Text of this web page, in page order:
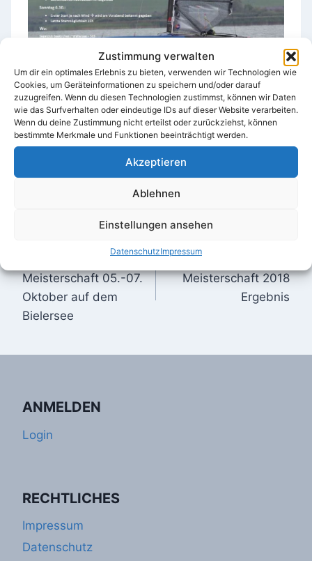
Zustimmung verwalten
Um dir ein optimales Erlebnis zu bieten, verwenden wir Technologien wie
Cookies, um Geräteinformationen zu speichern und/oder darauf
zuzugreifen. Wenn du diesen Technologien zustimmst, können wir Daten
wie das Surfverhalten oder eindeutige IDs auf dieser Website verarbeiten.
Wenn du deine Zustimmung nicht erteilst oder zurückziehst, können
bestimmte Merkmale und Funktionen beeinträchtigt werden.
Akzeptieren
Ablehnen
Einstellungen ansehen
DatenschutzImpressum
Ausschreibung als PDF
http://segelclub-
seekirchen.at/portfolio_page/a-cat-regatta/
Beitragsnavigation
Meisterschaft 05.-07.
Oktober auf dem
Bielersee
Meisterschaft 2018
Ergebnis
ANMELDEN
Login
RECHTLICHES
Impressum
Datenschutz